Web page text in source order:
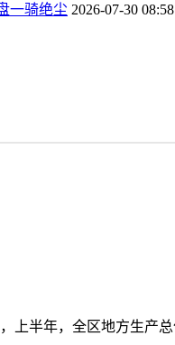
一骑绝尘 2026-07-30 08:58
上半年，全区地方生产